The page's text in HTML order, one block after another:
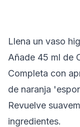
Llena un vaso
Añade 45 ml de
Completa con
de naranja
Revuelve
ingredientes.